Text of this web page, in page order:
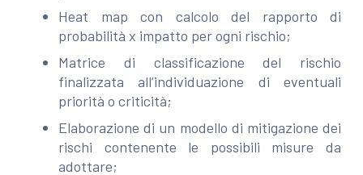
Heat map con calcolo del rapporto di
probabilità x impatto per ogni rischio;
Matrice di classificazione del rischio
finalizzata all’individuazione di eventuali
priorità o criticità;
Elaborazione di un modello di mitigazione dei
rischi contenente le possibili misure da
adottare;